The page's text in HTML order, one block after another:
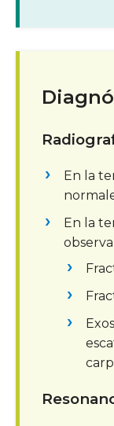
En la
En la